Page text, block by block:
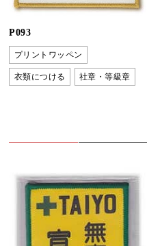
P093
プリントワッペン
衣類につける 社章・等級章